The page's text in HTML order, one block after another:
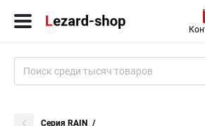
Серия RAIN